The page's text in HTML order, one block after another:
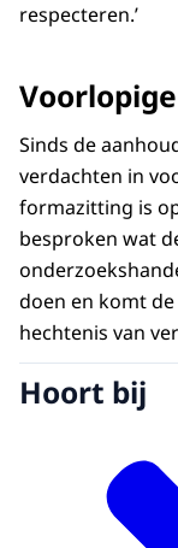
respecteren.’
Sinds de
verdachten in
formazitting is
besproken wat
doen en komt
hechtenis van
Hoort bij